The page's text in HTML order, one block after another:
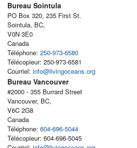
Bureau Sointula
PO Box 320, 235 First St.
Sointula, BC,
V0N 3E0
Canada
Téléphone: 250-973-6580
Télécopieur: 250-973-6581
Courriel: info@livingoceans.org
Bureau Vancouver
#2000 - 355 Burrard Street
Vancouver, BC,
V6C 2G8
Canada
Téléphone: 604-696-5044
Télécopieur: 604-696-5045